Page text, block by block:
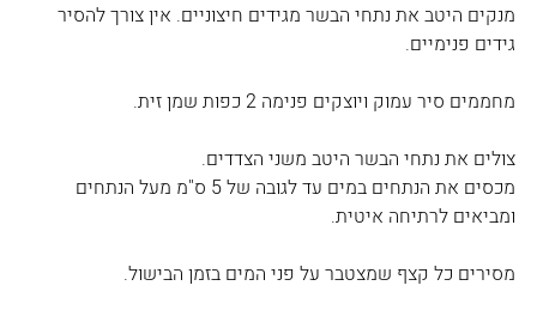
מנקים היטב את נתחי הבשר מגידים חיצוניים. אין צורך להסיר
גידים פנימיים.
מחממים סיר עמוק ויוצקים פנימה 2 כפות שמן זית.
צולים את נתחי הבשר היטב משני הצדדים.
מכסים את הנתחים במים עד לגובה של 5 ס"מ מעל הנתחים
ומביאים לרתיחה איטית.
מסירים כל קצף שמצטבר על פני המים בזמן הבישול.